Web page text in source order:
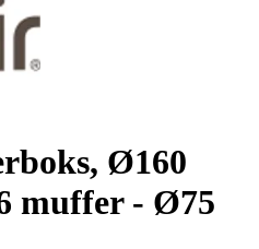
Ø160
muffer - Ø75